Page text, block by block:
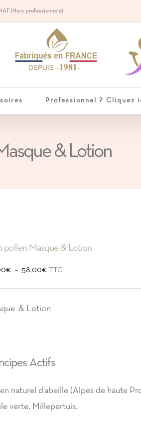
(Hors professionnels)
Professionnel ? Cliquez
& Lotion
pollen Masque & Lotion
€ – 58,00€ Plage
TTC
& Lotion
Actifs
naturel d’abeille (Alpes de haute
verte, Millepertuis.